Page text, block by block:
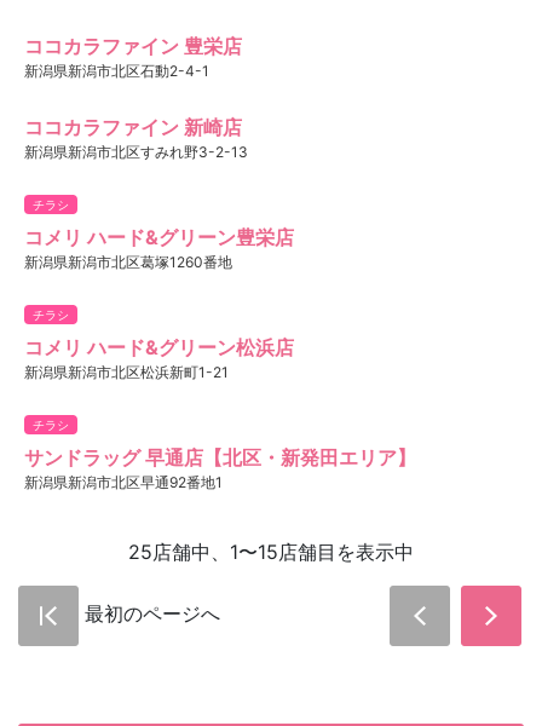
ココカラファイン 豊栄店
新潟県新潟市北区石動2-4-1
ココカラファイン 新崎店
新潟県新潟市北区すみれ野3-2-13
チラシ
コメリ ハード&グリーン豊栄店
新潟県新潟市北区葛塚1260番地
チラシ
コメリ ハード&グリーン松浜店
新潟県新潟市北区松浜新町1-21
チラシ
サンドラッグ 早通店【北区・新発田エリア】
新潟県新潟市北区早通92番地1
25店舗中、1〜15店舗目を表示中
最初のページへ